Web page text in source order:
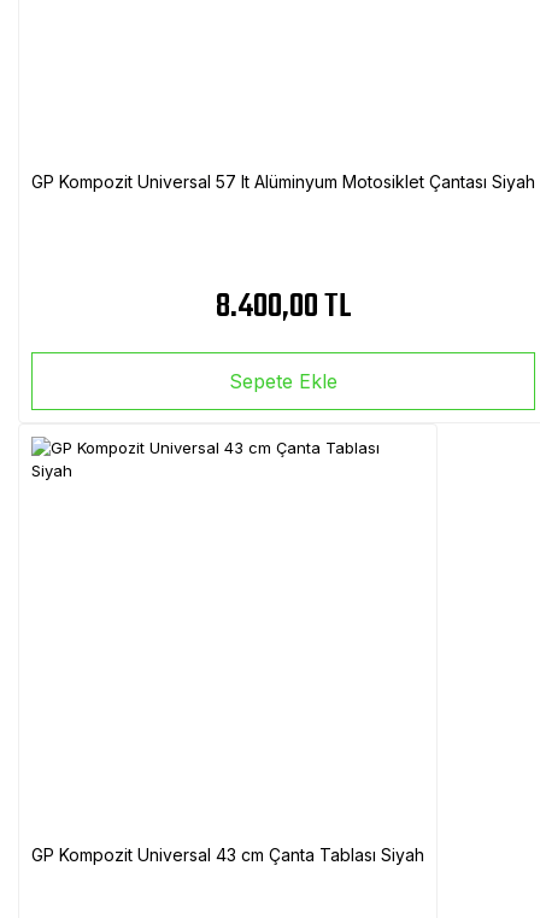
GP Kompozit Universal 57 lt Alüminyum Motosiklet Çantası Siyah
8.400,00 TL
Sepete Ekle
GP Kompozit Universal 43 cm Çanta Tablası Siyah